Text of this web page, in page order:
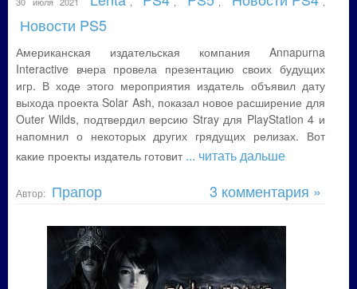
Новости PS5
Американская издательская компания Annapurna
Interactive вчера провела презентацию своих будущих
игр. В ходе этого мероприятия издатель объявил дату
выхода проекта Solar Ash, показал новое расширение для
Outer Wilds, подтвердил версию Stray для PlayStation 4 и
напомнил о некоторых других грядущих релизах. Вот
какие проекты издатель готовит ... читать дальше
Автор: Прапор 3 комментария »